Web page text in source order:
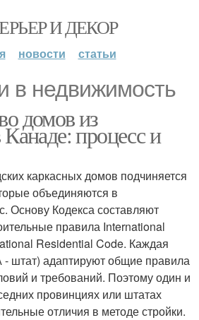
И ДЕКОР
новости статьи
в недвижимость
домов из
процесс и
каркасных домов подчиняется
объединяются в
Основу Кодекса составляют
правила International
Residential Code. Каждая
штат) адаптируют общие правила
и требований. Поэтому один и
провинциях или штатах
отличия в методе стройки.